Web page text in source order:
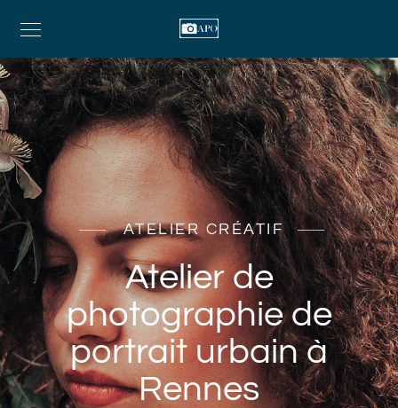
ATELIER CRÉATIF
Atelier de
photographie de
portrait urbain à
Rennes